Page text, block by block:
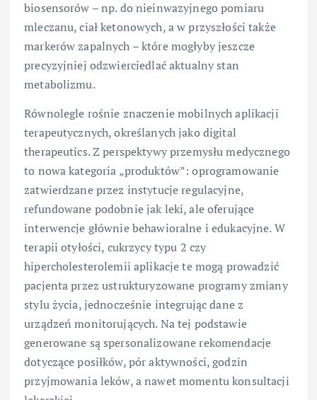
biosensorów – np. do nieinwazyjnego pomiaru
mleczanu, ciał ketonowych, a w przyszłości także
markerów zapalnych – które mogłyby jeszcze
precyzyjniej odzwierciedlać aktualny stan
metabolizmu.
Równolegle rośnie znaczenie mobilnych aplikacji
terapeutycznych, określanych jako digital
therapeutics. Z perspektywy przemysłu medycznego
to nowa kategoria „produktów”: oprogramowanie
zatwierdzane przez instytucje regulacyjne,
refundowane podobnie jak leki, ale oferujące
interwencje głównie behawioralne i edukacyjne. W
terapii otyłości, cukrzycy typu 2 czy
hipercholesterolemii aplikacje te mogą prowadzić
pacjenta przez ustrukturyzowane programy zmiany
stylu życia, jednocześnie integrując dane z
urządzeń monitorujących. Na tej podstawie
generowane są spersonalizowane rekomendacje
dotyczące posiłków, pór aktywności, godzin
przyjmowania leków, a nawet momentu konsultacji